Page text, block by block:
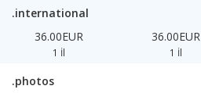
.international
36.00EUR
1 İl
36.00EUR
1 İl
.photos